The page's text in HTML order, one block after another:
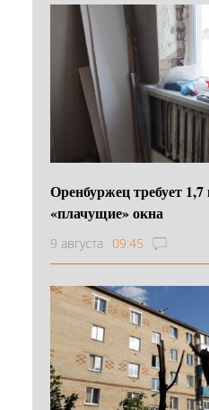
Оренбуржец требует
«плачущие» окна
9 августа 09:45